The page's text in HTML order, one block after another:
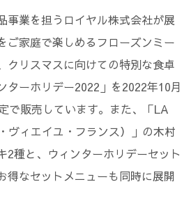
事業を担うロイヤル株式会社が展
ご家庭で楽しめるフローズンミー
クリスマスに向けての特別な食卓
ターホリデー2022」を2022年10月
で販売しています。また、「LA
ヴィエイユ・フランス）」の木村
2種と、ウィンターホリデーセット
得なセットメニューも同時に展開